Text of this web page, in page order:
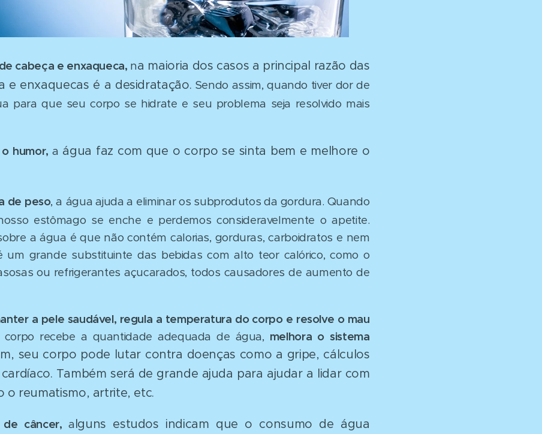
cabeça e enxaqueca, na maioria dos casos a principal razão das
e enxaquecas é a desidratação. Sendo assim, quando tiver dor de
para que seu corpo se hidrate e seu problema seja resolvido mais
humor, a água faz com que o corpo se sinta bem e melhore o
de peso, a água ajuda a eliminar os subprodutos da gordura. Quando
estômago se enche e perdemos consideravelmente o apetite.
a água é que não contém calorias, gorduras, carboidratos e nem
um grande substituinte das bebidas com alto teor calórico, como o
ou refrigerantes açucarados, todos causadores de aumento de
a pele saudável, regula a temperatura do corpo e resolve o mau
recebe a quantidade adequada de água, melhora o sistema
seu corpo pode lutar contra doenças como a gripe, cálculos
Também será de grande ajuda para ajudar a lidar com
o reumatismo, artrite, etc.
câncer, alguns estudos indicam que o consumo de água